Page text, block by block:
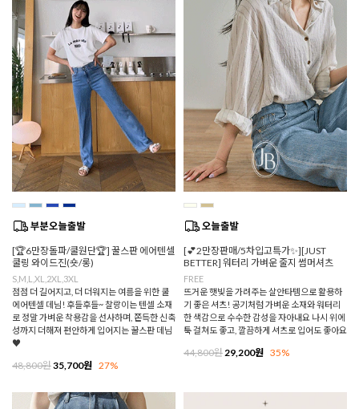
[🏆6만장돌파/쿨원단🏆] 꿀스판 에어텐셀
쿨링 와이드진(숏/롱)
S,M,L,XL,2XL,3XL
점점 더 길어지고, 더 더워지는 여름을 위한 쿨
에어텐셀 데님! 후들후들~ 찰랑이는 텐셀 소재
로 정말 가벼운 착용감을 선사하며, 쫀득한 신축
성까지 더해져 편안하게 입어지는 꿀스판 데님
♥
48,800원35,700원 27%
[💕2만장판매/5차입고특가✨][JUST
BETTER] 워터리 가벼운 줄지 썸머셔츠
FREE
뜨거운 햇빛을 가려주는 살안타템으로 활용하
기 좋은 셔츠! 공기처럼 가벼운 소재와 워터리
한 색감으로 수수한 감성을 자아내요 나시 위에
툭 걸쳐도 좋고, 깔끔하게 셔츠로 입어도 좋아요
44,800원29,200원 35%